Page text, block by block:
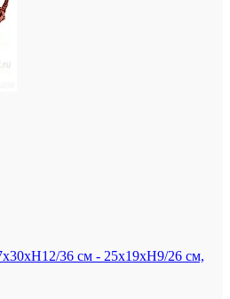
36 см - 25x19xH9/26 см,